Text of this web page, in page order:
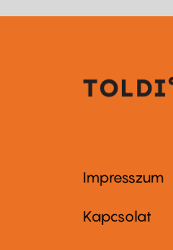
Footer
menu
Impresszum
Kapcsolat